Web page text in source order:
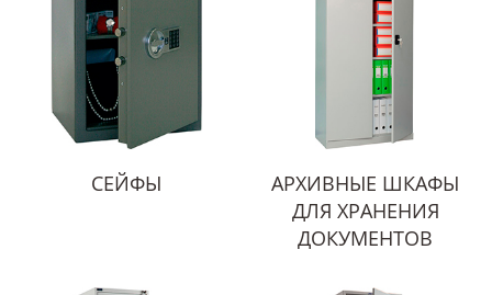
СЕЙФЫ
АРХИВНЫЕ ШКАФЫ
ДЛЯ ХРАНЕНИЯ
ДОКУМЕНТОВ